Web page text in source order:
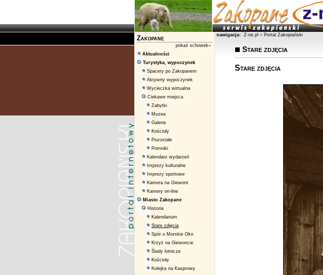
Zakopane
pokaż schowek»
Aktualności
Turystyka, wypoczynek
Spacery po Zakopanem
Aktywny wypoczynek
Wycieczka wirtualna
Ciekawe miejsca
Zabytki
Muzea
Galerie
Kościoły
Pozostałe
Pomniki
Kalendarz wydarzeń
Imprezy kulturalne
Imprezy sportowe
Kamera na Giewont
Kamery on-line
Miasto Zakopane
Historia
Kalendarium
Stare zdjęcia
Spór o Morskie Oko
Krzyż na Giewoncie
Ślady lotnicze
Kościoły
Kolejka na Kasprowy
nawigacja: Z-ne.pl » Portal Zakopiański
Stare zdjęcia
Stare zdjęcia